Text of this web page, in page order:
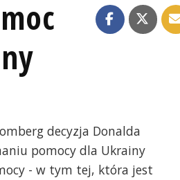
decyzja Donalda
pomocy dla Ukrainy
- w tym tej, która jest